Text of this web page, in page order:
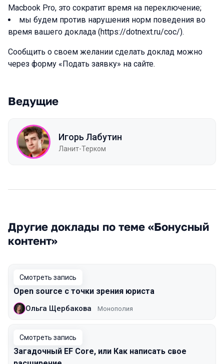
Macbook Pro, это сократит время на переключение;
мы будем против нарушения норм поведения во
время вашего доклада (https://dotnext.ru/coc/).
Сообщить о своем желании сделать доклад можно
через форму «Подать заявку» на сайте.
Ведущие
Игорь Лабутин
Ланит-Терком
Другие доклады по теме «Бонусный
контент»
Смотреть запись
Open source с точки зрения юриста
Ольга Щербакова Монополия
Смотреть запись
Загадочный EF Core, или Как написать свое